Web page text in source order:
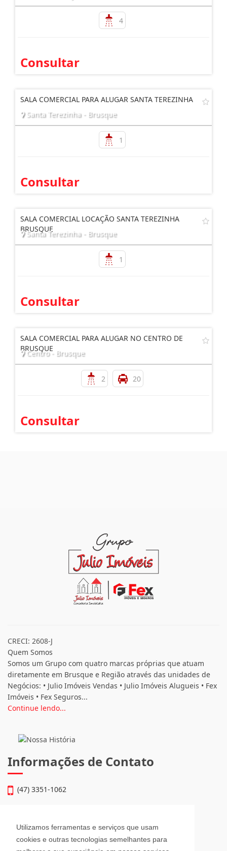
Utilizamos ferramentas e serviços que usam
cookies e outras tecnologias semelhantes para
4
Consultar
SALA COMERCIAL PARA ALUGAR SANTA TEREZINHA
Santa Terezinha - Brusque
1
Consultar
SALA COMERCIAL LOCAÇÃO SANTA TEREZINHA
BRUSQUE
Santa Terezinha - Brusque
1
Consultar
SALA COMERCIAL PARA ALUGAR NO CENTRO DE
BRUSQUE
Centro - Brusque
2 20
Consultar
CRECI: 2608-J
Quem Somos
Somos um Grupo com quatro marcas próprias que atuam
diretamente em Brusque e Região através das unidades de
Negócios: • Julio Imóveis Vendas • Julio Imóveis Alugueis • Fex
Imóveis • Fex Seguros...
Continue lendo...
Informações de Contato
(47) 3351-1062
Avenida Hugo Schlösser, 69, Jardim Maluche
Brusque - Santa Catarina